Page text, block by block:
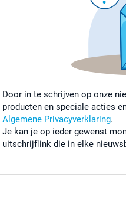
Door in te schrijven op onze
producten en speciale acties
Algemene Privacyverklaring.
Je kan je op ieder gewenst
uitschrijflink die in elke